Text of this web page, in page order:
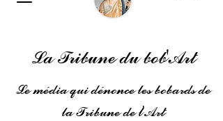
La Tribune du bob'Art
Le média qui dénonce les bobards de
la Tribune de l'Art